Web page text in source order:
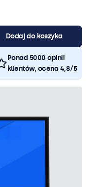
Dodaj do koszyka
Ponad 5000 opinii
klientów, ocena 4,8/5